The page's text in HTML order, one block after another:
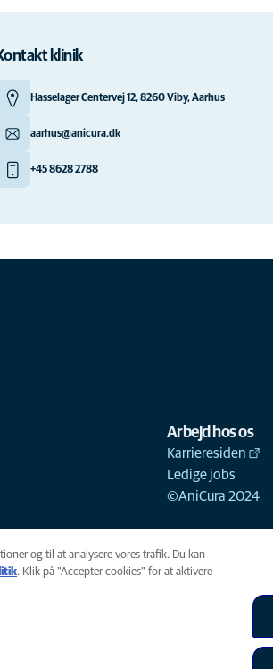
klinik
Hasselager Centervej 12, 8260 Viby, Aarhus
aarhus@anicura.dk
+45 8628 2788
Arbejd hos os
Karrieresiden
Ledige jobs
©AniCura 2024
og til at analysere vores trafik. Du kan
(opens in a new tab)
. Klik på "Accepter cookies" for at aktivere